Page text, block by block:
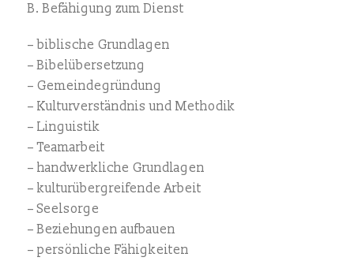
B. Befähigung zum Dienst
– biblische Grundlagen
– Bibelübersetzung
– Gemeindegründung
– Kulturverständnis und Methodik
– Linguistik
– Teamarbeit
– handwerkliche Grundlagen
– kulturübergreifende Arbeit
– Seelsorge
– Beziehungen aufbauen
– persönliche Fähigkeiten